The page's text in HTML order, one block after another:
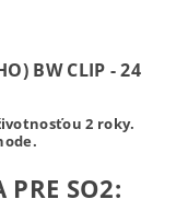
BW CLIP - 24
2 roky.
PRE SO2: